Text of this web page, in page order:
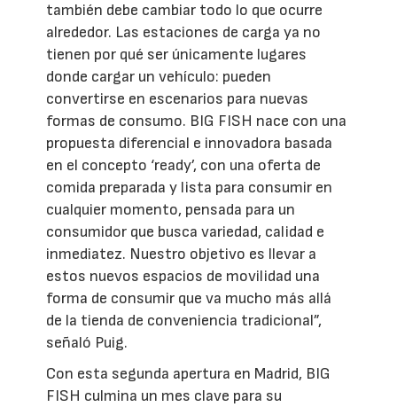
también debe cambiar todo lo que ocurre
alrededor. Las estaciones de carga ya no
tienen por qué ser únicamente lugares
donde cargar un vehículo: pueden
convertirse en escenarios para nuevas
formas de consumo. BIG FISH nace con una
propuesta diferencial e innovadora basada
en el concepto ‘ready’, con una oferta de
comida preparada y lista para consumir en
cualquier momento, pensada para un
consumidor que busca variedad, calidad e
inmediatez. Nuestro objetivo es llevar a
estos nuevos espacios de movilidad una
forma de consumir que va mucho más allá
de la tienda de conveniencia tradicional”,
señaló Puig.
Con esta segunda apertura en Madrid, BIG
FISH culmina un mes clave para su